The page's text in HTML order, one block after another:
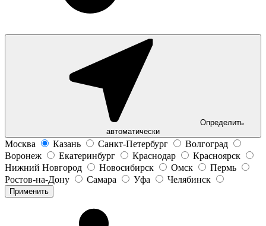
Определить
автоматически
Москва Казань Санкт-Петербург
Волгоград
Воронеж
Екатеринбург Краснодар
Красноярск
Нижний Новгород
Новосибирск Омск
Пермь
Ростов-на-Дону
Самара Уфа Челябинск
Применить